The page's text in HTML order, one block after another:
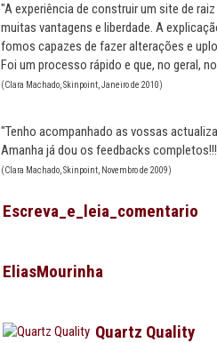
"A experiência de construir um site de
muitas vantagens e liberdade. A
fomos capazes de fazer alterações e
Foi um processo rápido e que, no geral,
(Clara Machado, Skinpoint, Janeiro de 2010)
"Tenho acompanhado as vossas
Amanha já dou os feedbacks
(Clara Machado, Skinpoint, Novembro de 2009)
Escreva_e_leia_comentario
EliasMourinha
Quartz Quality